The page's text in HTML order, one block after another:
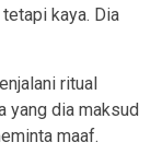
kaya. Dia
ritual
yang dia maksud
maaf.